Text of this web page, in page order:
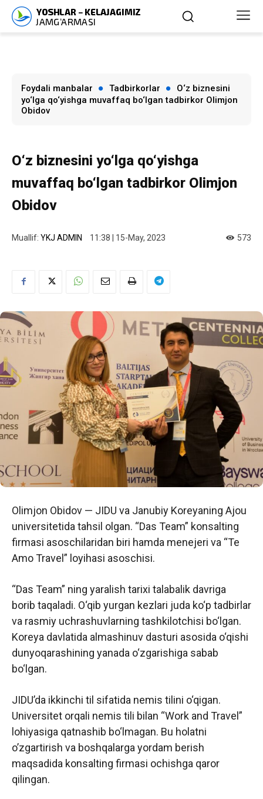
Foydali manbalar Tadbirkorlar
O‘z biznesini
yo‘lga qo‘yishga muvaffaq bo‘lgan tadbirkor Olimjon
Obidov
O‘z biznesini yo‘lga qo‘yishga
muvaffaq bo‘lgan tadbirkor Olimjon
Obidov
Muallif: YKJ ADMIN 11:38 | 15-May, 2023 573
Olimjon Obidov — JIDU va Janubiy Koreyaning Ajou
universitetida tahsil olgan. “Das Team” konsalting
firmasi asoschilaridan biri hamda menejeri va “Te
Amo Travel” loyihasi asoschisi.
“Das Team” ning yaralish tarixi talabalik davriga
borib taqaladi. O‘qib yurgan kezlari juda ko‘p tadbirlar
va rasmiy uchrashuvlarning tashkilotchisi bo‘lgan.
Koreya davlatida almashinuv dasturi asosida o‘qishi
dunyoqarashining yanada o‘zgarishiga sabab
bo‘lgan.
JIDU’da ikkinchi til sifatida nemis tilini o‘qigan.
Universitet orqali nemis tili bilan “Work and Travel”
lohiyasiga qatnashib bo‘lmagan. Bu holatni
o’zgartirish va boshqalarga yordam berish
maqsadida konsalting firmasi ochishga qaror
qilingan.